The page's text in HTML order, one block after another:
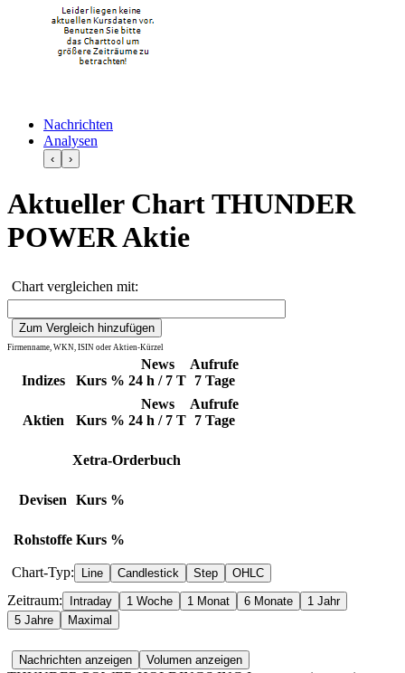
Nachrichten
Analysen
‹ ›
Aktueller Chart THUNDER
POWER Aktie
Chart vergleichen mit:
Firmenname, WKN, ISIN oder Aktien-Kürzel
Indizes Kurs %
News
24 h / 7 T
Aufrufe
7 Tage
Aktien Kurs %
News
24 h / 7 T
Aufrufe
7 Tage
Xetra-Orderbuch
Devisen Kurs %
Rohstoffe Kurs %
Chart-Typ:
Zeitraum: